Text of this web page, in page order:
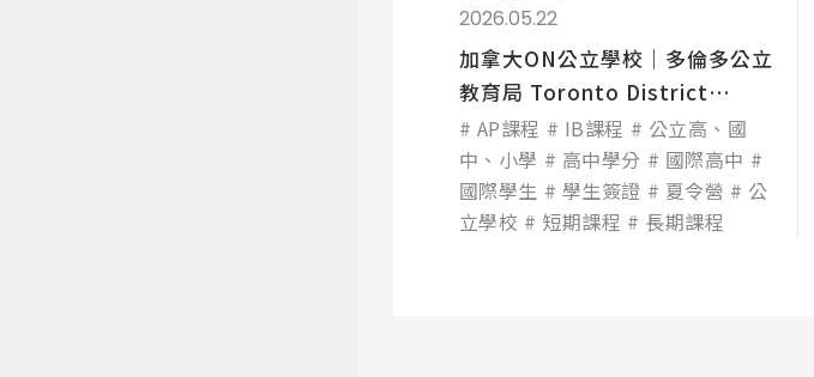
2026.05.22
加拿大ON公立學校│多倫多公立
教育局 Toronto District
Scho...
AP課程 IB課程
公立高、國
中、小學
高中學分
國際高中
國際學生
學生簽證 夏令營
公
立學校
短期課程 長期課程